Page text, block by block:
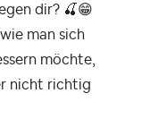
dir? 🍒 😁
man sich
möchte,
nicht richtig